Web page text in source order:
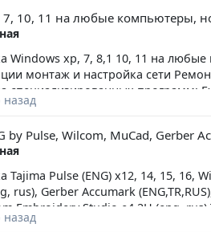
Звоните или пишите в любое
стоимость ремонта.
7, 10, 11 на любые компьютеры,
Windows xp, 7, 8,1 10, 11 на
монтаж и настройка сети
специализированных программ:
(eng, rus), Tajima Pulse x12, X14,
PE-Design, CLO Enterprise
ArchiCAD, Autodesk 3ds
Линейка продуктов ADOBE,
2010, Pinnacle Studio
все программы полноценно
by Pulse, Wilcom, MuCad, Gerber
Tajima Pulse (ENG) x12, 14, 15, 16,
rus), Gerber Accumark
Embroidery Studio e4.2H (eng,
Gerber AccuMark v9 + авто